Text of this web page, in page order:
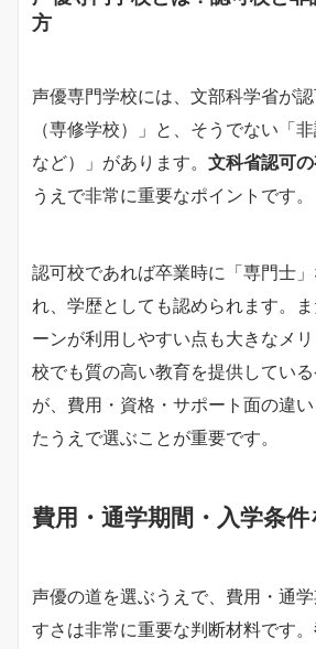
方
声優専門学校には、文部科学省が
（専修学校）」と、そうでない「
など）」があります。 文科省認可
うえで非常に重要なポイントです。
認可校であれば卒業時に「専門士
れ、学歴としても認められます。
ーンが利用しやすい点も大きなメ
校でも質の高い教育を提供してい
が、費用・資格・サポート面の違
たうえで選ぶことが重要です。
費用・通学期間・入学条
声優の道を選ぶうえで、費用・通
すさは非常に重要な判断材料です。